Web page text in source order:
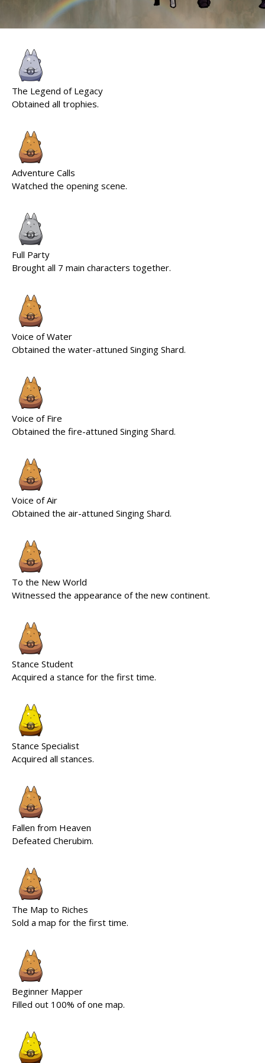
The Legend of Legacy
Obtained all trophies.
Adventure Calls
Watched the opening scene.
Full Party
Brought all 7 main characters together.
Voice of Water
Obtained the water-attuned Singing Shard.
Voice of Fire
Obtained the fire-attuned Singing Shard.
Voice of Air
Obtained the air-attuned Singing Shard.
To the New World
Witnessed the appearance of the new continent.
Stance Student
Acquired a stance for the first time.
Stance Specialist
Acquired all stances.
Fallen from Heaven
Defeated Cherubim.
The Map to Riches
Sold a map for the first time.
Beginner Mapper
Filled out 100% of one map.